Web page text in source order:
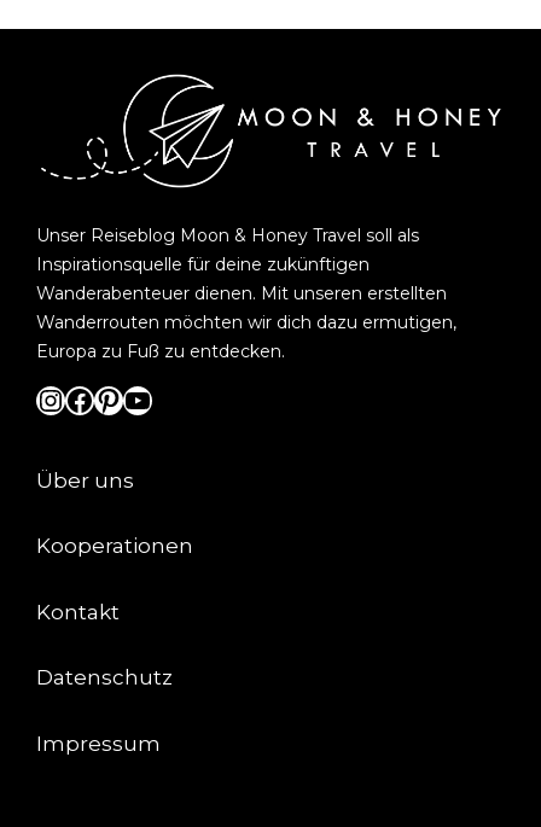
Unser Reiseblog Moon & Honey Travel soll als
Inspirationsquelle für deine zukünftigen
Wanderabenteuer dienen. Mit unseren erstellten
Wanderrouten möchten wir dich dazu ermutigen,
Europa zu Fuß zu entdecken.
InstagramFacebook Pinterest YouTube
Über uns
Kooperationen
Kontakt
Datenschutz
Impressum